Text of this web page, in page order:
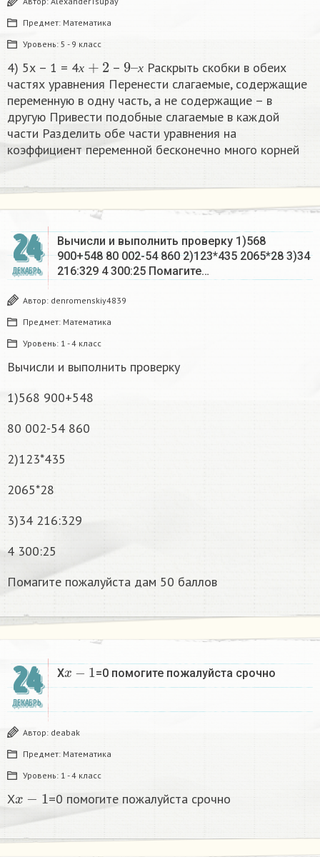
Предмет: Математика
Уровень: 5 - 9 класс
4) 5х – 1 = 4х – х
9х
Раскрыть скобки в обеих
частях уравнения Перенести слагаемые, содержащие
переменную в одну часть, а не содержащие – в
другую Привести подобные слагаемые в каждой
части Разделить обе части уравнения на
коэффициент переменной бесконечно много корней​
24
ДЕКАБРЬ
Вычисли и выполнить проверку 1)568
900+548 80 002-54 860 2)123*435 2065*28 3)34
216:329 4 300:25 Помагите…
Автор: denromenskiy4839
Предмет: Математика
Уровень: 1 - 4 класс
Вычисли и выполнить проверку
1)568 900+548
80 002-54 860
2)123*435
2065*28
3)34 216:329
4 300:25
Помагите пожалуйста дам 50 баллов
24
ДЕКАБРЬ
X
x−1
=0 помогите пожалуйста срочно
Автор: deabak
Предмет: Математика
Уровень: 1 - 4 класс
X =0 помогите пожалуйста срочно